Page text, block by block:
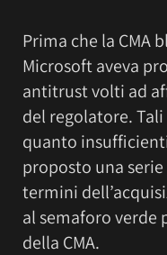
Prima che la CMA
Microsoft aveva
antitrust volti ad
del regolatore.
quanto
proposto una
termini
al semaforo verde
della CMA.